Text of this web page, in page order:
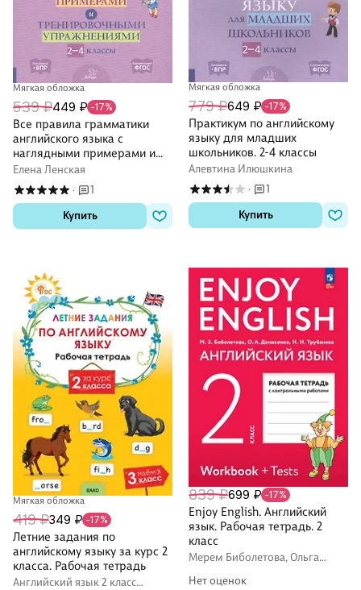
Мягкая обложка
539 ₽449 ₽ -17%
Все правила грамматики
английского языка с
наглядными примерами и
тренировочными
упражнениями. 2-4 классы
Елена Ленская
·
1
Купить
Мягкая обложка
779 ₽649 ₽ -17%
Практикум по английскому
языку для младших
школьников. 2-4 классы
Алевтина Илюшкина
·
1
Купить
Мягкая обложка
419 ₽349 ₽ -17%
Летние задания по
английскому языку за курс 2
класса. Рабочая тетрадь
Английский язык 2 класс
839 ₽699 ₽ -17%
Enjoy English. Английский
язык. Рабочая тетрадь. 2
класс
Мерем Биболетова, Ольга
Нет оценок